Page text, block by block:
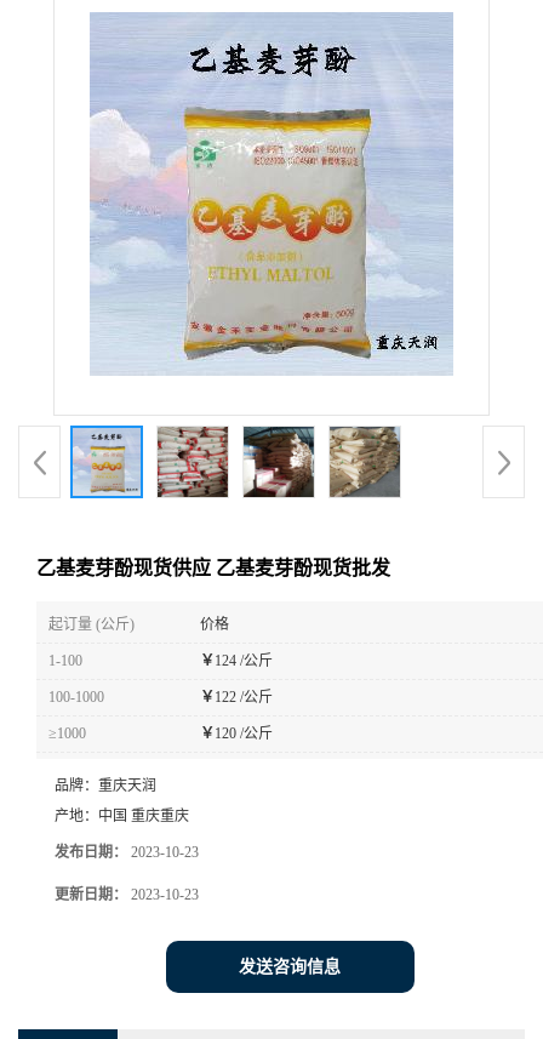
乙基麦芽酚现货供应 乙基麦芽酚现货批发
起订量 (公斤) 价格
1-100 ￥124 /公斤
100-1000 ￥122 /公斤
≥1000 ￥120 /公斤
品牌： 重庆天润
产地： 中国 重庆重庆
发布日期： 2023-10-23
更新日期： 2023-10-23
发送咨询信息